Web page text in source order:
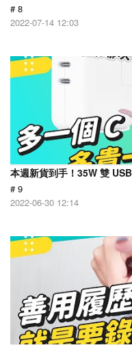
# 8
2022-07-14 12:03
本週新貨到手！35W 雙
# 9
2022-06-30 12:14